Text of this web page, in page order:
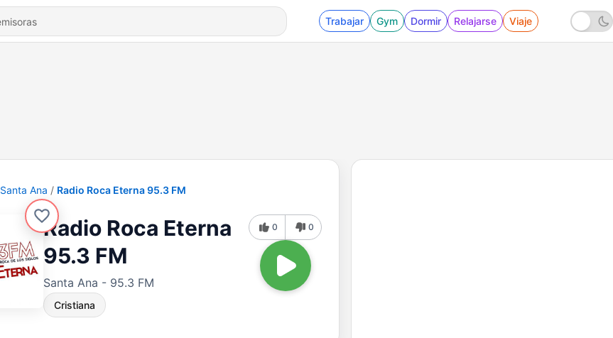
Trabajar Gym Dormir Relajarse Viaje
Santa Ana Radio Roca Eterna 95.3 FM
Radio Roca Eterna
95.3 FM
Santa Ana - 95.3 FM
Cristiana
0 0